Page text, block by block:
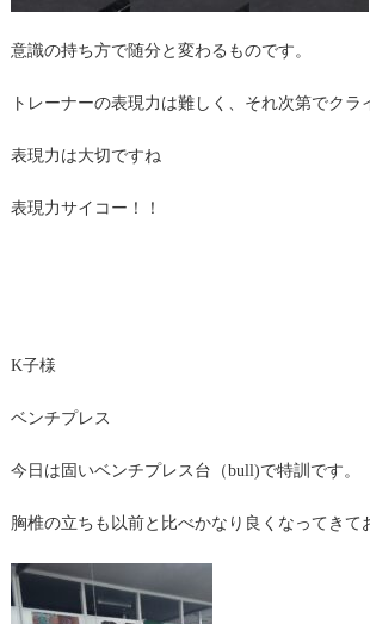
意識の持ち方で随分と変わるものです。
トレーナーの表現力は難しく、それ次第でクラ
表現力は大切ですね
表現力サイコー！！
K子様
ベンチプレス
今日は固いベンチプレス台（bull)で特訓です。
胸椎の立ちも以前と比べかなり良くなってきて